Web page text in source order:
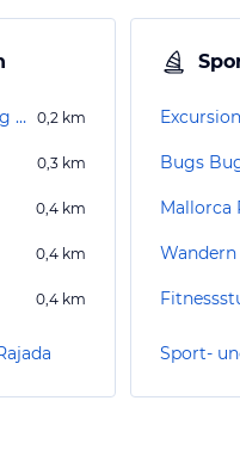
Allgemeine Ortsbeschreibung Cala Ratjada 0,2 km
0,3 km
0,4 km
0,4 km
0,4 km
Bugs
Mallorca
Wandern